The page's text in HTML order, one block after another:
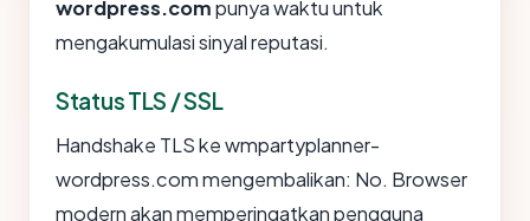
wordpress.compunya waktu untuk
mengakumulasi sinyal reputasi.
Status TLS / SSL
Handshake TLS ke wmpartyplanner-
wordpress.com mengembalikan: No. Browser
modern akan memperingatkan pengguna